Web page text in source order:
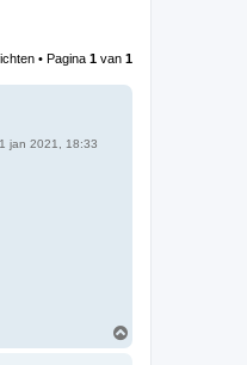
• Pagina 1 van 1
jan 2021, 18:33